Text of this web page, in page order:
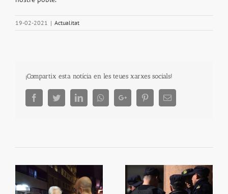
19-02-2021 | Actualitat
¡Compartix esta notícia en les teues xarxes socials!
FacebookTwitterLinkedInWhatsappGoogle+ PinterestEmail